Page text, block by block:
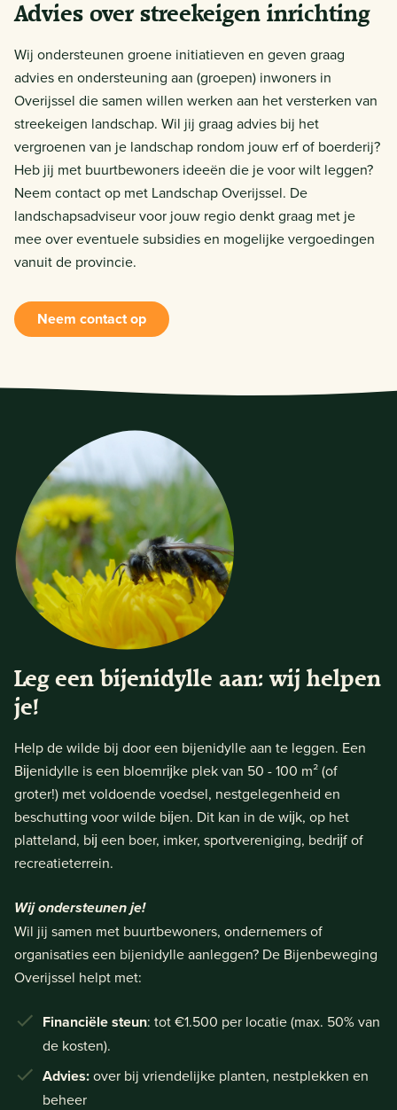
Advies over streekeigen inrichting
Wij ondersteunen groene initiatieven en geven graag
advies en ondersteuning aan (groepen) inwoners in
Overijssel die samen willen werken aan het versterken van
streekeigen landschap. Wil jij graag advies bij het
vergroenen van je landschap rondom jouw erf of boerderij?
Heb jij met buurtbewoners ideeën die je voor wilt leggen?
Neem contact op met Landschap Overijssel. De
landschapsadviseur voor jouw regio denkt graag met je
mee over eventuele subsidies en mogelijke vergoedingen
vanuit de provincie.
Neem contact op
Leg een bijenidylle aan: wij helpen
je!
Help de wilde bij door een bijenidylle aan te leggen. Een
Bĳenidylle is een bloemrĳke plek van 50 - 100 m² (of
groter!) met voldoende voedsel, nestgelegenheid en
beschutting voor wilde bĳen. Dit kan in de wĳk, op het
platteland, bĳ een boer, imker, sportvereniging, bedrĳf of
recreatieterrein.
Wij ondersteunen je!
Wil jij samen met buurtbewoners, ondernemers of
organisaties een bijenidylle aanleggen? De Bijenbeweging
Overijssel helpt met:
Financiële steun: tot €1.500 per locatie (max. 50% van
de kosten).
Advies:over bij vriendelijke planten, nestplekken en
beheer